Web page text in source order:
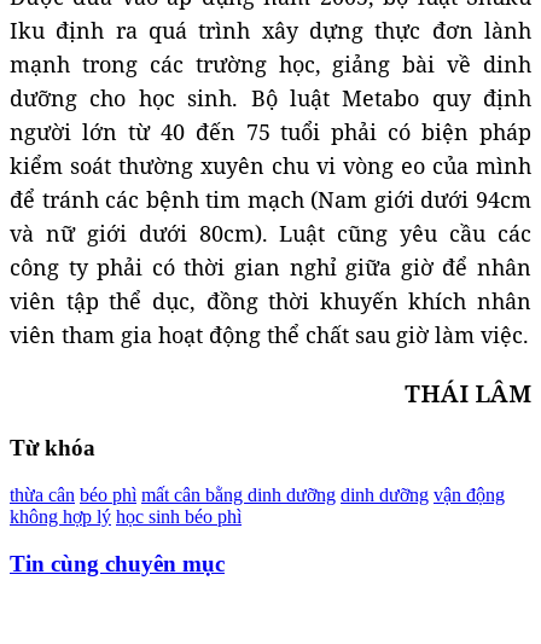
Iku định ra quá trình xây dựng thực đơn lành
mạnh trong các trường học, giảng bài về dinh
dưỡng cho học sinh. Bộ luật Metabo quy định
người lớn từ 40 đến 75 tuổi phải có biện pháp
kiểm soát thường xuyên chu vi vòng eo của mình
để tránh các bệnh tim mạch (Nam giới dưới 94cm
và nữ giới dưới 80cm). Luật cũng yêu cầu các
công ty phải có thời gian nghỉ giữa giờ để nhân
viên tập thể dục, đồng thời khuyến khích nhân
viên tham gia hoạt động thể chất sau giờ làm việc.
THÁI LÂM
Từ khóa
thừa cân béo phì mất cân bằng dinh dưỡng dinh dưỡng vận động
không hợp lý học sinh béo phì
Tin cùng chuyên mục